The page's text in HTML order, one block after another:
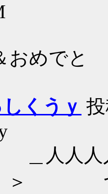
おめでと
しくうｙ
人人
つ